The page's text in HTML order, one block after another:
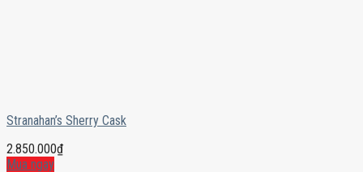
Stranahan’s Sherry Cask
2.850.000₫
Mua ngay